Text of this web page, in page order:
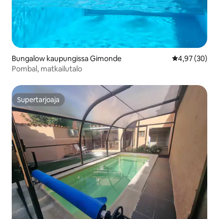
Bungalow kaupungissa Gimonde
4,97 (30)
Pombal, matkailutalo
Supertarjoaja
Supertarjoaja